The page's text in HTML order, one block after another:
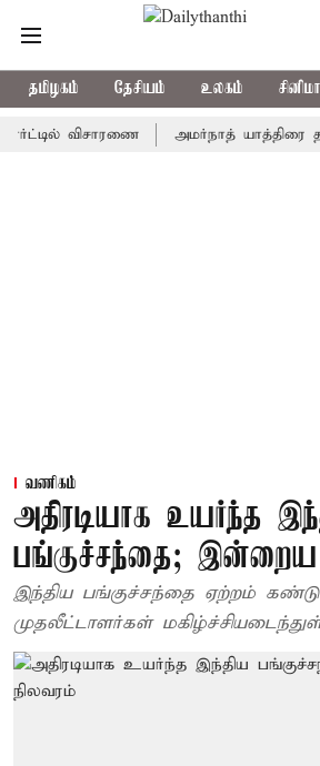
தமிழகம் தேசியம் உலகம் சினிமா
விசாரணை அமர்நாத் யாத்திரை
வணிகம்
அதிரடியாக உயர்ந்த
பங்குச்சந்தை; இன்றைய
இந்திய பங்குச்சந்தை ஏற்றம்
முதலீட்டாளர்கள்